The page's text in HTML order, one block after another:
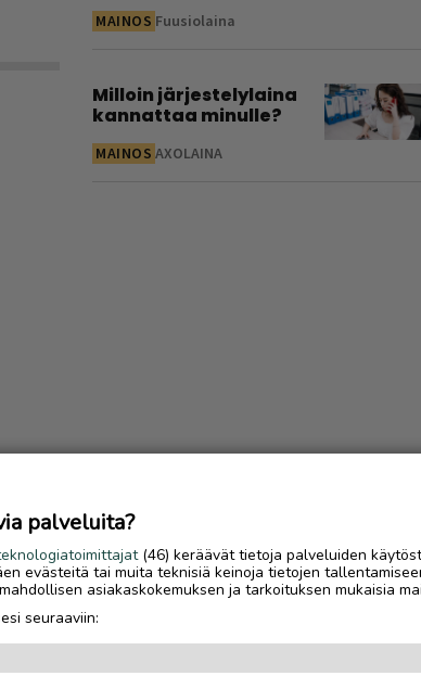
MAINOS Fuusiolaina
Milloin järjestelylaina
kannattaa minulle?
MAINOS AXOLAINA
palveluita?
(46) keräävät tietoja palveluiden
evästeitä tai muita teknisiä keinoja tietojen
asiakaskokemuksen ja tarkoituksen mukaisia
seuraaviin: